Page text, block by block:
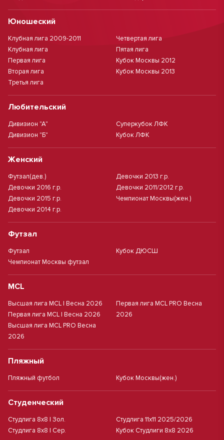
Юношеский
Клубная лига 2009-2011
Клубная лига
Первая лига
Вторая лига
Третья лига
Четвертая лига
Пятая лига
Кубок Москвы 2012
Кубок Москвы 2013
Любительский
Дивизион "А"
Дивизион "Б"
Суперкубок ЛФК
Кубок ЛФК
Женский
Футзал(дев.)
Девочки 2016 г.р.
Девочки 2015 г.р.
Девочки 2014 г.р.
Девочки 2013 г.р.
Девочки 2011/2012 г.р.
Чемпионат Москвы(жен.)
Футзал
Футзал
Чемпионат Москвы футзал
Кубок ДЮСШ
MCL
Высшая лига MCL | Весна 2026
Первая лига MCL | Весна 2026
Высшая лига MCL PRO Весна
2026
Первая лига MCL PRO Весна
2026
Пляжный
Пляжный футбол Кубок Москвы(жен.)
Студенческий
Студлига 8х8 | Зол.
Студлига 8х8 | Сер.
Студлига 11х11 2025/2026
Кубок Студлиги 8х8 2026